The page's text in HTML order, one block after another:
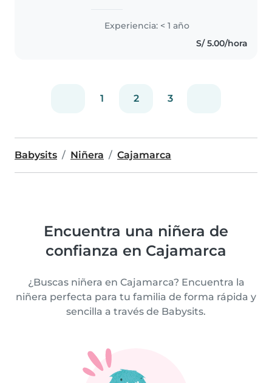
trabajar con bebes a partir del
mes de mayo ando disponible .
Experiencia: < 1 año
S/ 5.00/hora
1 2 3
Babysits Niñera Cajamarca
Encuentra una niñera de
confianza en Cajamarca
¿Buscas niñera en Cajamarca? Encuentra la
niñera perfecta para tu familia de forma rápida y
sencilla a través de Babysits.